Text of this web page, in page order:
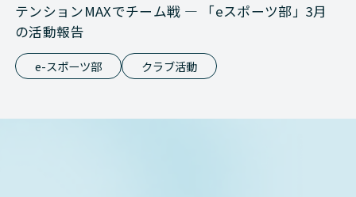
テンションMAXでチーム戦 ― 「eスポーツ部」3月
の活動報告
e-スポーツ部 クラブ活動